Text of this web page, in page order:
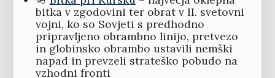
bitka v zgodovini ter obrat v II. svetovni
vojni, ko so Sovjeti s predhodno
pripravljeno obrambno linijo, pretvezo
in globinsko obrambo ustavili nemški
napad in prevzeli strateško pobudo na
vzhodni fronti